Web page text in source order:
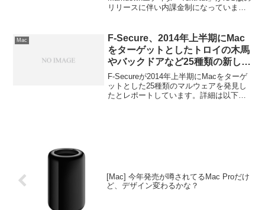
リリースに伴い内課金制になっていま
Mac
F-Secure、2014年上半期にMac
をターゲットとしたトロイの木馬
やバックドアなど25種類の新しい
マルウェアを発見したと発表。
F-Secureが2014年上半期にMacをターゲ
ットとした25種類のマルウェアを発見し
たとレポートしています。詳細は以下か
[Mac] 今年発売が噂されてるMac Proだけ
ど、デザイン変わるかな？